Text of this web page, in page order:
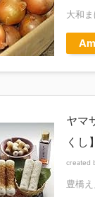
大和
ヤマ
くし】
created
豊橋